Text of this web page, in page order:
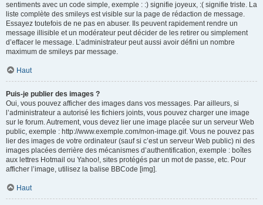
sentiments avec un code simple, exemple : :) signifie joyeux, :( signifie triste. La
liste complète des smileys est visible sur la page de rédaction de message.
Essayez toutefois de ne pas en abuser. Ils peuvent rapidement rendre un
message illisible et un modérateur peut décider de les retirer ou simplement
d’effacer le message. L’administrateur peut aussi avoir défini un nombre
maximum de smileys par message.
Haut
Puis-je publier des images ?
Oui, vous pouvez afficher des images dans vos messages. Par ailleurs, si
l’administrateur a autorisé les fichiers joints, vous pouvez charger une image
sur le forum. Autrement, vous devez lier une image placée sur un serveur Web
public, exemple : http://www.exemple.com/mon-image.gif. Vous ne pouvez pas
lier des images de votre ordinateur (sauf si c’est un serveur Web public) ni des
images placées derrière des mécanismes d’authentification, exemple : boîtes
aux lettres Hotmail ou Yahoo!, sites protégés par un mot de passe, etc. Pour
afficher l’image, utilisez la balise BBCode [img].
Haut